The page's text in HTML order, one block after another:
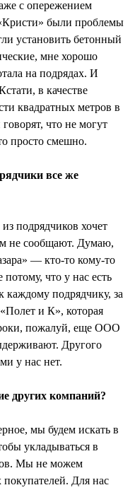
с опережением
были проблемы
установить бетонный
мне хорошо
на подрядах. И
в качестве
квадратных метров в
что не могут
просто смешно.
все же
подрядчиков хочет
не сообщают. Думаю,
— кто-то кому-то
что у нас есть
каждому подрядчику, за
и К», которая
пожалуй, еще ООО
Другого
у нас нет.
других компаний?
мы будем искать в
укладываться в
Мы не можем
покупателей. Для нас